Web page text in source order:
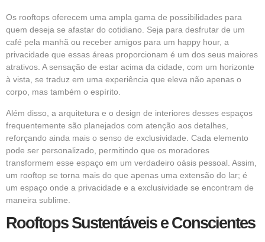
Os rooftops oferecem uma ampla gama de possibilidades para
quem deseja se afastar do cotidiano. Seja para desfrutar de um
café pela manhã ou receber amigos para um happy hour, a
privacidade que essas áreas proporcionam é um dos seus maiores
atrativos. A sensação de estar acima da cidade, com um horizonte
à vista, se traduz em uma experiência que eleva não apenas o
corpo, mas também o espírito.
Além disso, a arquitetura e o design de interiores desses espaços
frequentemente são planejados com atenção aos detalhes,
reforçando ainda mais o senso de exclusividade. Cada elemento
pode ser personalizado, permitindo que os moradores
transformem esse espaço em um verdadeiro oásis pessoal. Assim,
um rooftop se torna mais do que apenas uma extensão do lar; é
um espaço onde a privacidade e a exclusividade se encontram de
maneira sublime.
Rooftops Sustentáveis e Conscientes